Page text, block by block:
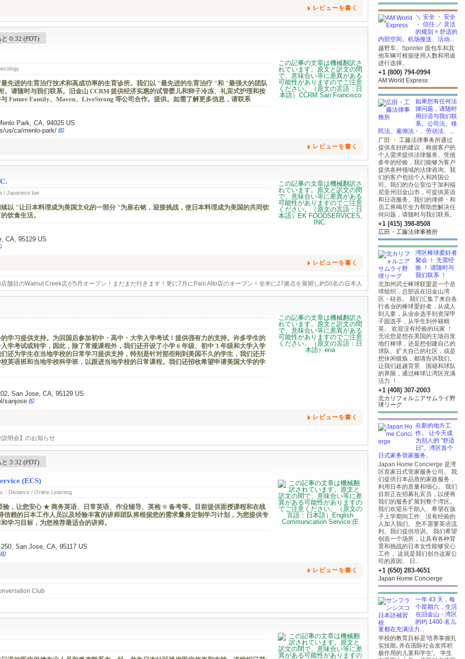
レビューを書く
0:32 (PDT)
先进的生育治疗技术和高成功率的生育诊所。我们以 "最先进的生育治疗 "和 "最强大的团队
。请随时与我们联系。旧金山 CCRM 提供经济实惠的试管婴儿和卵子冷冻、礼宾式护理和按
Future Family、Maven、LiveStrong 等公司合作。提供。如需了解更多信息，请联系
Park, CA, 94025 US
us/ca/menlo-park/
レビューを書く
/ Japanese bar
以 "让日本料理成为美国文化的一部分 "为座右铭，迎接挑战，使日本料理成为美国的共同饮
饮食生活。
CA, 95129 US
レビューを書く
店舗目のWalnut Creek店が5月オープン！まだまだ行きます！更に7月にPalo Alto店のオープン！全米に27拠点を展開し約50名の日本人
が活躍中です！100%米国法人による安心募集です ! Eビザ5年サポート制度があり、Jビザのような2年間の拘束はありません。また、
修は一切なく、渡米後すぐに現地で実践的にスタートできます。有給やリフレッシュ休暇制度もあり、ほとんどの社員が毎年1〜2週間
学习提供支持。为回国后参加初中・高中・大学入学考试！提供强有力的支持。许多学生的
学考试或转学，因此，除了常规课程外，我们还开设了小学 6 年级、初中 3 年级和大学入学
还为学生在当地学校的日常学习提供支持，特别是针对那些刚到美国不久的学生，我们还开
英语班和当地学校科学班，以跟进当地学校的日常课程。我们还招收希望申请美国大学的学
San Jose, CA, 95129 US
sanjose
レビューを書く
明会】のお知らせ
3:32 (PDT)
(ECS)
/ Distance / Online Learning
，让您安心 ★ 商务英语、日常英语、作业辅导、英检 ® 备考等。目前提供面授课程和在线
信赖的日本工作人员以及经验丰富的讲师团队将根据您的需求量身定制学习计划，为您提供专
学习目标，为您推荐最适合的讲师。
San Jose, CA, 95117 US
レビューを書く
Club
＼ 安全 ・ 安全
・ 信任 ／ 灵活
的规划 × 舒适的
内部空间。机场接送、活动...
越野车、Sprinter 面包车和其
他车辆可根据使用人数和用途
进行选择。
+1 (800) 794-0994
AM World Express
如果您有任何法
律问题，请随时
用日语与我们联
系。公司法、移
民法、雇佣法・、劳动法、...
广田 ・ 工藤法律事务所通过
提供友好的建议，根据客户的
个人需求提供法律服务。凭借
多年的经验，我们能够为客户
提供各种领域的法律咨询。我
们的客户包括个人和跨国公
司。我们的办公室位于加利福
尼亚州旧金山市，可提供英语
和日语服务。我们的律师・和
员工将竭尽全力帮助您解决任
何问题，请随时与我们联系。
+1 (415) 398-8508
広田・工藤法律事務所
湾区棒球爱好者
聚会 ！ 无需经
验 ！ 请随时与
我们联系 ！
北加州武士棒球联盟是一个垒
球组织，总部设在旧金山湾
区・硅谷。 我们汇集了来自各
行各业的棒球爱好者，从成人
到儿童，从业余选手到资深甲
子园选手，从学生到外籍精
英。 欢迎没有经验的玩家 ！
无论您是想在美国的主场自发
地打棒球，还是想创建自己的
球队、扩大自己的社区，或是
想休闲锻炼，都请告诉我们。
让我们超越背景、国籍和球队
的界限，通过棒球让湾区充满
活力 ！.
+1 (408) 307-2003
北カリフォルニアサムライ野
球リーグ
在新的地方工
作。 让今天成
为别人的 "舒适
日"。湾区首个
日式家务管家服务。
Japan Home Concierge 是湾
区首家日式管家服务公司。 我
们提供日本品质的家政服务，
利用日本的质量和细心。 我们
目前正在招募礼宾员，以便将
我们的服务扩展到整个湾区。
我们欢迎乐于助人、希望在孩
子上学期间工作、没有经验的
人加入我们。 您不需要英语流
利。我们提供培训。 我们希望
创造一个场所，让具有各种背
景和挑战的日本女性能够安心
工作， 这就是我们创办这家公
司的原因。 日...
+1 (650) 283-4651
Japan Home Concierge
一年 43 天，每
个星期六，生活
在旧金山・湾区
的约 1400 名儿
童都在充满活力...
学校的教育目标是'培养掌握扎
实技能､并在国际社会发挥积
极作用的儿童和学生'。 学生